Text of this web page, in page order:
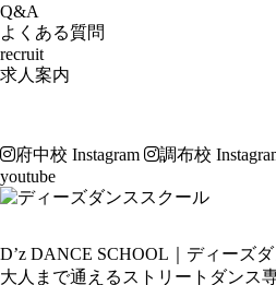
Q&A
よくある質問
recruit
求人案内
府中校 Instagram 調布校
youtube
D’z DANCE SCHOOL｜ディーズ
大人まで通えるストリートダンス